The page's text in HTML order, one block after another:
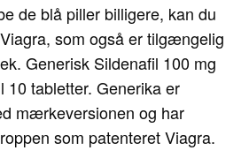
de blå piller billigere, kan du
som også er tilgængelig
Generisk Sildenafil 100 mg
10 tabletter. Generika er
mærkeversionen og har
som patenteret Viagra.